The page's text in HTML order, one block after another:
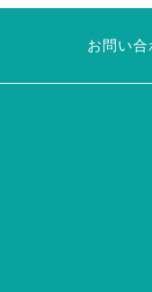
踊ってくれます♡ 東京
かしの曲をソロ踊りま
お問い合